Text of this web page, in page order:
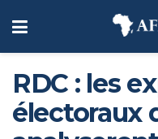
RDC : les
électoraux